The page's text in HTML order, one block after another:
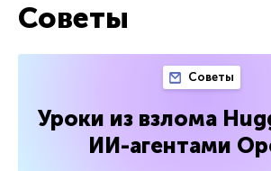
Советы
Советы
Уроки из взлома
ИИ-агентами